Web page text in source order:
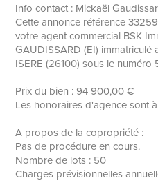
Info contact : Mickaël
Cette annonce référence
votre agent commercial BSK
GAUDISSARD (EI) immatriculé
ISERE (26100) sous le numéro
Prix du bien : 94 900,00 €
Les honoraires d'agence sont
A propos de la copropriété :
Pas de procédure en cours.
Nombre de lots : 50
Charges prévisionnelles